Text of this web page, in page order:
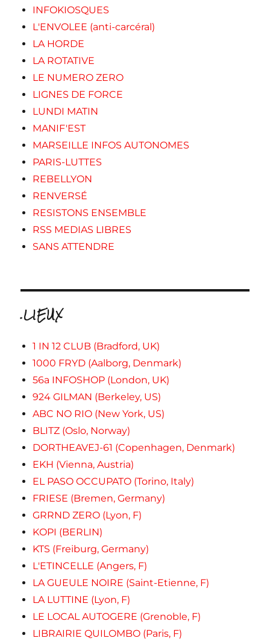
INFOKIOSQUES
L'ENVOLEE (anti-carcéral)
LA HORDE
LA ROTATIVE
LE NUMERO ZERO
LIGNES DE FORCE
LUNDI MATIN
MANIF'EST
MARSEILLE INFOS AUTONOMES
PARIS-LUTTES
REBELLYON
RENVERSÉ
RESISTONS ENSEMBLE
RSS MEDIAS LIBRES
SANS ATTENDRE
.LIEUX
1 IN 12 CLUB (Bradford, UK)
1000 FRYD (Aalborg, Denmark)
56a INFOSHOP (London, UK)
924 GILMAN (Berkeley, US)
ABC NO RIO (New York, US)
BLITZ (Oslo, Norway)
DORTHEAVEJ-61 (Copenhagen, Denmark)
EKH (Vienna, Austria)
EL PASO OCCUPATO (Torino, Italy)
FRIESE (Bremen, Germany)
GRRND ZERO (Lyon, F)
KOPI (BERLIN)
KTS (Freiburg, Germany)
L'ETINCELLE (Angers, F)
LA GUEULE NOIRE (Saint-Etienne, F)
LA LUTTINE (Lyon, F)
LE LOCAL AUTOGERE (Grenoble, F)
LIBRAIRIE QUILOMBO (Paris, F)